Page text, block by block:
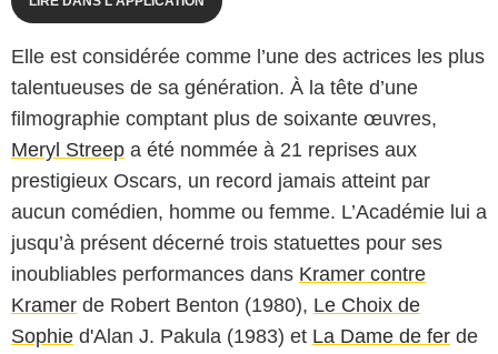
Elle est considérée comme l’une des actrices les plus
talentueuses de sa génération. À la tête d’une
filmographie comptant plus de soixante œuvres,
Meryl Streep a été nommée à 21 reprises aux
prestigieux Oscars, un record jamais atteint par
aucun comédien, homme ou femme. L’Académie lui a
jusqu’à présent décerné trois statuettes pour ses
inoubliables performances dans Kramer contre
Kramer de Robert Benton (1980), Le Choix de
Sophie d'Alan J. Pakula (1983) et La Dame de fer de